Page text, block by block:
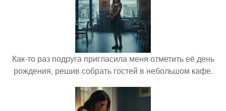
Как-то раз подруга пригласила меня отметить её день
рождения, решив собрать гостей в небольшом кафе.